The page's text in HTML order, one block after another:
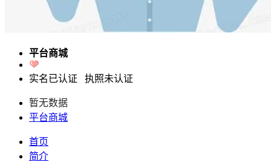
平台商城
实名已认证 执照未认证
暂无数据
平台商城
首页
简介